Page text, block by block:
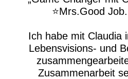
⭐️Mrs.Good
Ich habe mit Claudia
Lebensvisions- und
Zusammenarbeit